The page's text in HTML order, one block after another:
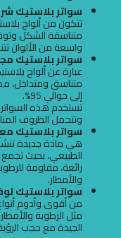
سواتر بلاستيك
تتكون من ألواح
واسعة من الألوان
سواتر بلاستيك
عبارة عن ألواح
متناسق ومتداخل،
إلى حوالي 95%.
تستخدم هذه السواتر
وتتحمل الظروف
سواتر بلاستيك
هي مادة جديدة
الطبيعي، بحيث تجمع
رائعة، مقاومة
والأمطار.
سواتر بلاستيك لوفر
من أقوى وأدوم أنواع
مثل الرطوبة
الجيدة مع حجب الرؤية.